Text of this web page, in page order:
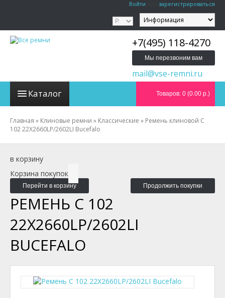
Войти зарегистрироваться
+7(495) 118-4270
Мы перезвоним вам
mail@vse-remni.ru
Каталог Товаров: 0 (0.00 р.)
Главная » Клиновые ремни » Классические » Ремень клиновой C
102 22X2660LP/2602LI Bucefalo
в корзину
Корзина покупок
Перейти в корзину Продолжить покупки
РЕМЕНЬ C 102
22X2660LP/2602LI
BUCEFALO